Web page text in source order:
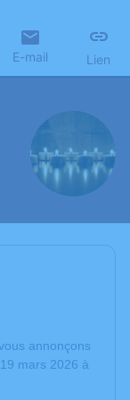
E-mail Lien
annonçons
mars 2026 à